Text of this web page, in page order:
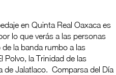
en Quinta Real Oaxaca es
lo que verás a las personas
la banda rumbo a las
Polvo, la Trinidad de las
de Jalatlaco. Comparsa del Día